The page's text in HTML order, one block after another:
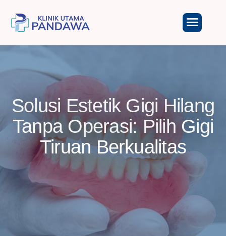
Solusi Estetik Gigi Hilang
Tanpa Operasi: Pilih Gigi
Tiruan Berkualitas